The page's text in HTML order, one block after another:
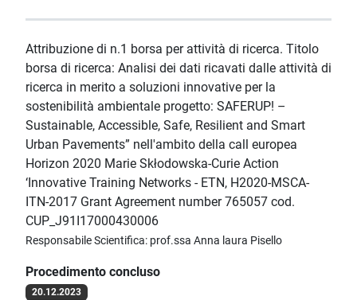
Attribuzione di n.1 borsa per attività di ricerca. Titolo
borsa di ricerca: Analisi dei dati ricavati dalle attività di
ricerca in merito a soluzioni innovative per la
sostenibilità ambientale progetto: SAFERUP! –
Sustainable, Accessible, Safe, Resilient and Smart
Urban Pavements” nell'ambito della call europea
Horizon 2020 Marie Skłodowska-Curie Action
‘Innovative Training Networks - ETN, H2020-MSCA-
ITN-2017 Grant Agreement number 765057 cod.
CUP_J91I17000430006
Responsabile Scientifica: prof.ssa Anna laura Pisello
Procedimento concluso
20.12.2023